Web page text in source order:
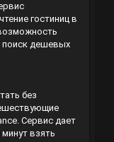
гостиниц в
поиск дешевых
без
Сервис дает
взять